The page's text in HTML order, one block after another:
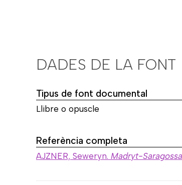
DADES DE LA FONT
Tipus de font documental
Llibre o opuscle
Referència completa
AJZNER, Seweryn. Madryt-Saragossa